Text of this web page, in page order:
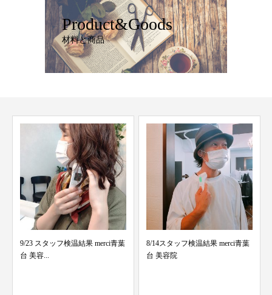
Product&Goods
材料と商品
9/23 スタッフ検温結果 merci青葉
台 美容...
8/14スタッフ検温結果 merci青葉
台 美容院